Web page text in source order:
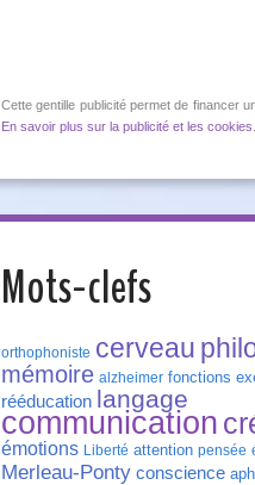
Cette gentille publicité permet de financer
En savoir plus sur la publicité et les cookies
Mots-clefs
orthophoniste cerveau
mémoire alzheimer fonctions
rééducation langage
communication
émotions Liberté attention pensée
Merleau-Ponty conscience